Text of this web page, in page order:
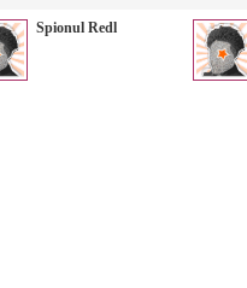
Spionul Redl